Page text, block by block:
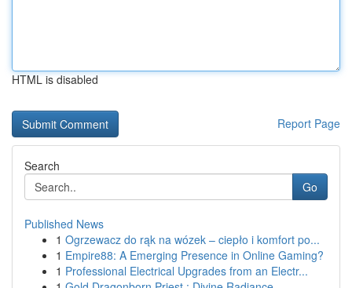
HTML is disabled
Report Page
Search
Go
Published News
1 Ogrzewacz do rąk na wózek – ciepło i komfort po...
1 Empire88: A Emerging Presence in Online Gaming?
1 Professional Electrical Upgrades from an Electr...